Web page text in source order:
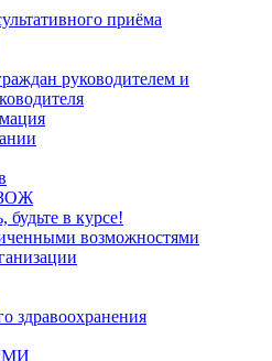
приёма
руководителем и
ЗОЖ
в курсе!
возможностями
здравоохранения